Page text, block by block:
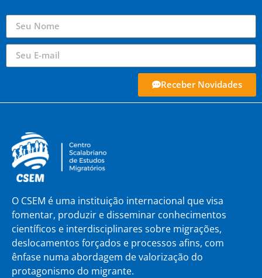
Receber Novidades
O CSEM é uma instituição internacional que visa
fomentar, produzir e disseminar conhecimentos
científicos e interdisciplinares sobre migrações,
deslocamentos forçados e processos afins, com
ênfase numa abordagem de valorização do
protagonismo do migrante.